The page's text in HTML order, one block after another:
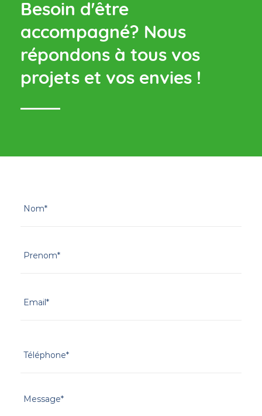
Besoin d'être
accompagné? Nous
répondons à tous vos
projets et vos envies !